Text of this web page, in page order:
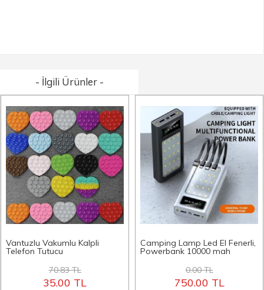
- İlgili Ürünler -
Vantuzlu Vakumlu Kalpli
Telefon Tutucu
70.83 TL
35.00 TL
Camping Lamp Led El Fenerli,
Powerbank 10000 mah
0.00 TL
750.00 TL